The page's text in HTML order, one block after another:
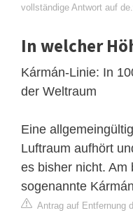
vollständige Antwort auf
In welcher
Kármán-Linie: In
der Weltraum
Eine
Luftraum aufhört
es bisher nicht. Am
sogenannte
Antrag auf Entfernung